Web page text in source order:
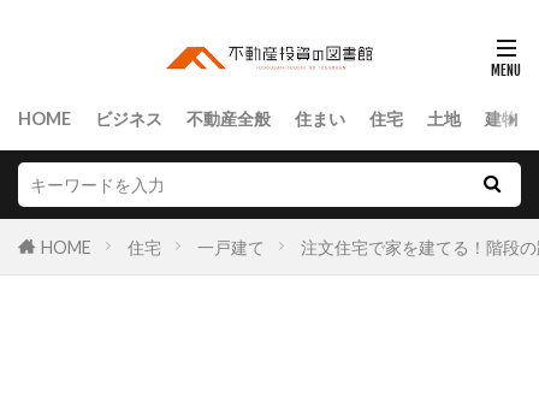
HOME ビジネス 不動産全般 住まい 住宅 土地 建物
HOME 住宅 一戸建て 注文住宅で家を建てる！階段